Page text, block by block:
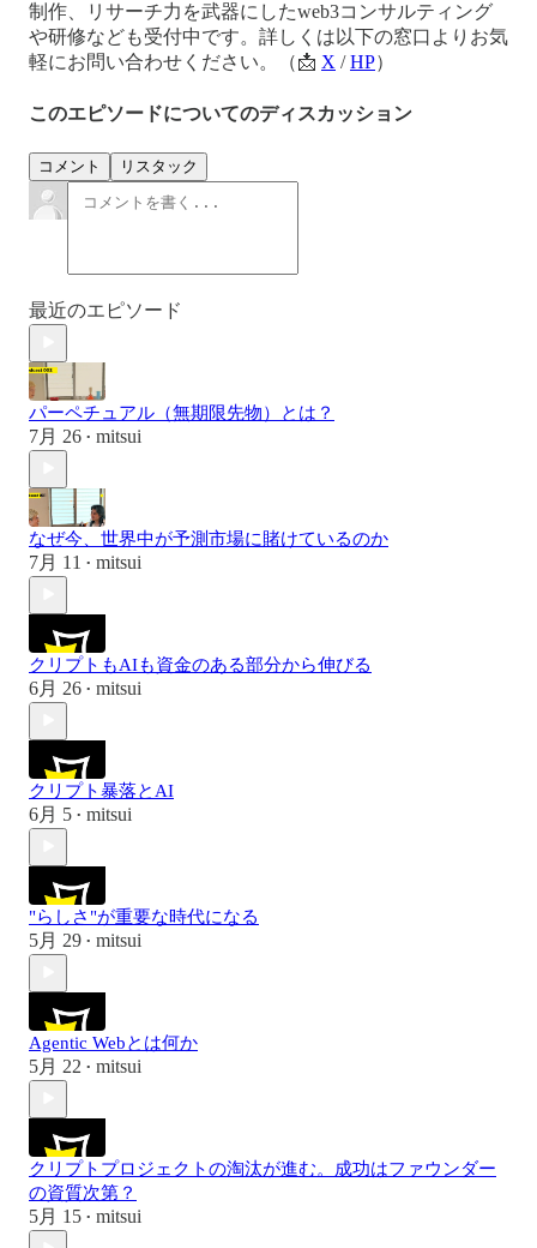
制作、リサーチ力を武器にしたweb3コンサルティング
や研修なども受付中です。詳しくは以下の窓口よりお気
軽にお問い合わせください。（📩 X /HP）
このエピソードについてのディスカッション
コメント リスタック
最近のエピソード
パーペチュアル（無期限先物）とは？
7月 26 • mitsui
なぜ今、世界中が予測市場に賭けているのか
7月 11 • mitsui
クリプトもAIも資金のある部分から伸びる
6月 26 • mitsui
クリプト暴落とAI
6月 5 • mitsui
"らしさ"が重要な時代になる
5月 29 • mitsui
Agentic Webとは何か
5月 22 • mitsui
クリプトプロジェクトの淘汰が進む。成功はファウンダー
の資質次第？
5月 15 • mitsui